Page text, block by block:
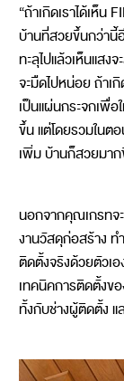
“ถ้าเกิดเราได้เห็น
บ้านที่สวยขึ้นกว่านี้
ทะลุไปแล้วเห็นแส
จะมืดไปหน่อย ถ้าเ
เป็นแผ่นกระจกเพื่
ขึ้น แต่โดยรวมในต
เพิ่ม บ้านก็สวยมา
นอกจากคุณเกรทจะ
งานวัสดุก่อสร้าง ท
ติดตั้งจริงด้วยตัวเ
เทคนิคการติดตั้งข
ทั้งกับช่างผู้ติดตั้ง แ